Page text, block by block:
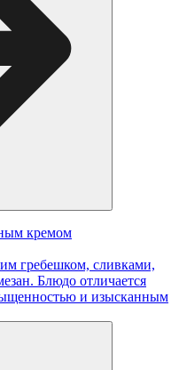
кремом
гребешком, сливками,
Блюдо отличается
и изысканным